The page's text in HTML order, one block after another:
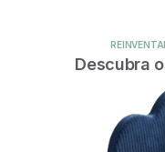
Descubra